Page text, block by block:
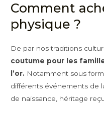
Comment
physique ?
De par nos traditions
coutume pour les
l’or. Notamment sous
différents événements de
de naissance, héritage